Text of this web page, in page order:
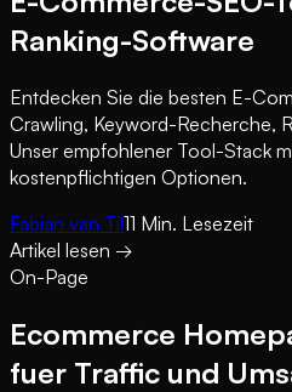
Ranking-Software
Entdecken Sie die besten E-
Crawling, Keyword-Recherche,
Unser empfohlener Tool-Stack
kostenpflichtigen Optionen.
Fabian van Til11 Min. Lesezeit
Artikel lesen →
On-Page
Ecommerce
fuer Traffic und